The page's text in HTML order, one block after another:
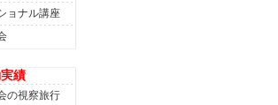
ョナル講座
績
の視察旅行